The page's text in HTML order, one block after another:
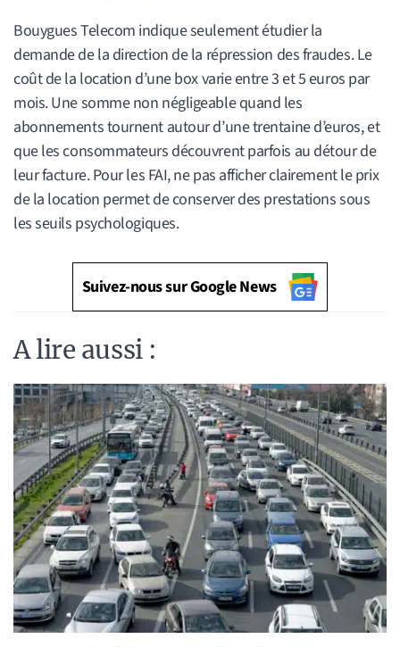
Bouygues Telecom indique seulement étudier la
demande de la direction de la répression des fraudes. Le
coût de la location d’une box varie entre 3 et 5 euros par
mois. Une somme non négligeable quand les
abonnements tournent autour d’une trentaine d’euros, et
que les consommateurs découvrent parfois au détour de
leur facture. Pour les FAI, ne pas afficher clairement le prix
de la location permet de conserver des prestations sous
les seuils psychologiques.
Suivez-nous sur Google News
A lire aussi :